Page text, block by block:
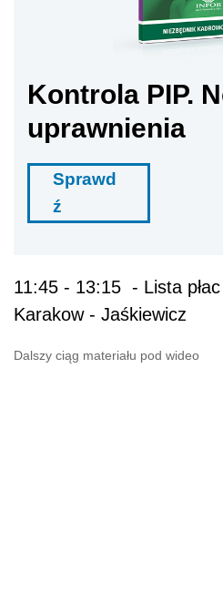
Kontrola PIP.
uprawnienia
Sprawd
ź
11:45 - 13:15 - Lista
Karakow - Jaśkiewicz
Dalszy ciąg materiału pod wideo